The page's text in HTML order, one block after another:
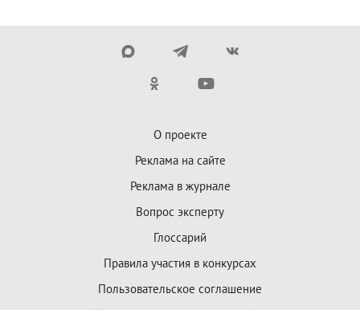
О проекте
Реклама на сайте
Реклама в журнале
Вопрос эксперту
Глоссарий
Правила участия в конкурсах
Пользовательское соглашение